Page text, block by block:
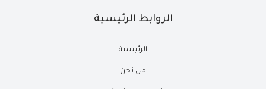
الروابط الرئيسية
الرئيسية
من نحن